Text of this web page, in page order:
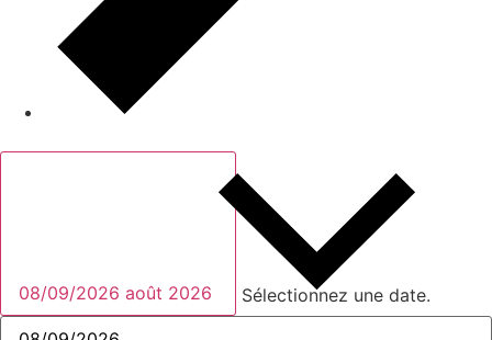
08/09/2026 août 2026 Sélectionnez une date.